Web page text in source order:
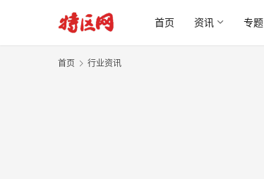
首页 资讯 专题
首页 行业资讯